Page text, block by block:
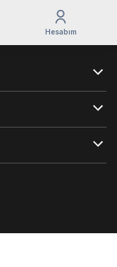
Hesabım